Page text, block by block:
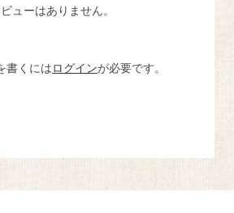
ューはありません。
書くにはログインが必要です。